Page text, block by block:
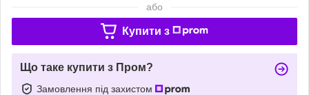
або
Купити з
Що таке купити з Пром?
Замовлення під захистом